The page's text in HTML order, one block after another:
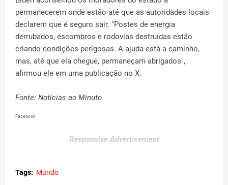
permanecerem onde estão até que as autoridades locais
declarem que é seguro sair. "Postes de energia
derrubados, escombros e rodovias destruídas estão
criando condições perigosas. A ajuda está a caminho,
mas, até que ela chegue, permaneçam abrigados",
afirmou ele em uma publicação no X.
Fonte: Notícias ao Minuto
Facebook
Responsive Advertisement
Tags: Mundo